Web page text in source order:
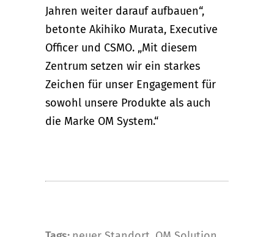
Jahren weiter darauf aufbauen“,
betonte Akihiko Murata, Executive
Officer und CSMO. „Mit diesem
Zentrum setzen wir ein starkes
Zeichen für unser Engagement für
sowohl unsere Produkte als auch
die Marke OM System.“